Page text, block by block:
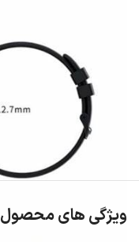
ویژگی های محصول